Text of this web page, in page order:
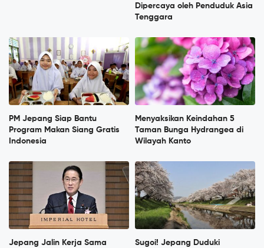
Dipercaya oleh Penduduk Asia
Tenggara
PM Jepang Siap Bantu
Program Makan Siang Gratis
Indonesia
Menyaksikan Keindahan 5
Taman Bunga Hydrangea di
Wilayah Kanto
Jepang Jalin Kerja Sama
Sugoi! Jepang Duduki